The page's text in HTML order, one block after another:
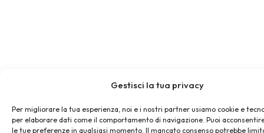
Gestisci la tua privacy
Per migliorare la tua esperienza, noi e i nostri partner usiamo cookie e
per elaborare dati come il comportamento di navigazione. Puoi
le tue preferenze in qualsiasi momento. Il mancato consenso potrebbe